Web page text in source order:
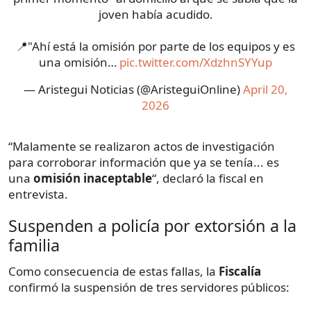
joven había acudido.
📍"Ahí está la omisión por parte de los equipos y es
una omisión… pic.twitter.com/XdzhnSYYup
— Aristegui Noticias (@AristeguiOnline)April 20,
2026
“Malamente se realizaron actos de investigación
para corroborar información que ya se tenía... es
una omisión inaceptable“, declaró la fiscal en
entrevista.
Suspenden a policía por extorsión a la
familia
Como consecuencia de estas fallas, la Fiscalía
confirmó la suspensión de tres servidores públicos: